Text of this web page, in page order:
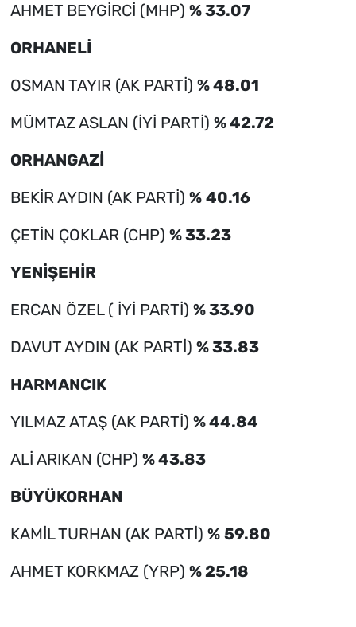
AHMET BEYGİRCİ (MHP) % 33.07
ORHANELİ
OSMAN TAYIR (AK PARTİ) % 48.01
MÜMTAZ ASLAN (İYİ PARTİ) % 42.72
ORHANGAZİ
BEKİR AYDIN (AK PARTİ) % 40.16
ÇETİN ÇOKLAR (CHP) % 33.23
YENİŞEHİR
ERCAN ÖZEL ( İYİ PARTİ) % 33.90
DAVUT AYDIN (AK PARTİ) % 33.83
HARMANCIK
YILMAZ ATAŞ (AK PARTİ) % 44.84
ALİ ARIKAN (CHP) % 43.83
BÜYÜKORHAN
KAMİL TURHAN (AK PARTİ) % 59.80
AHMET KORKMAZ (YRP) % 25.18